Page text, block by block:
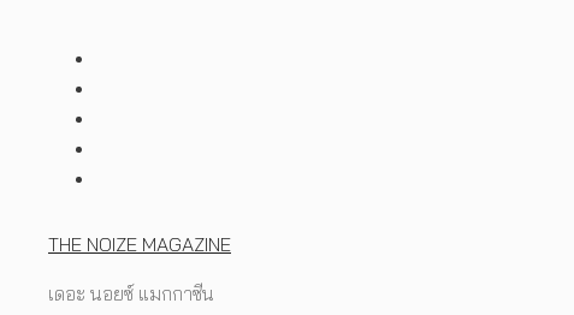
THE NOIZE MAGAZINE
เดอะ นอยซ์ แมกกาซีน